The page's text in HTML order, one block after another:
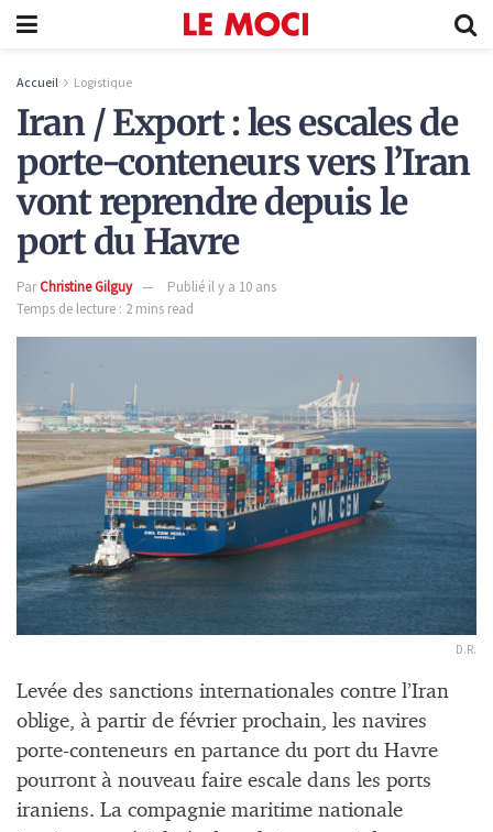
Accueil Logistique
Iran / Export : les escales de
porte-conteneurs vers l’Iran
vont reprendre depuis le
port du Havre
ParChristine Gilguy
Publié il y a 10 ans
Temps de lecture : 2 mins read
D.R.
Levée des sanctions internationales contre l’Iran
oblige, à partir de février prochain, les navires
porte-conteneurs en partance du port du Havre
pourront à nouveau faire escale dans les ports
iraniens. La compagnie maritime nationale